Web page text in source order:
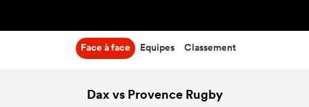
Face à face Equipes Classement
Dax vs Provence Rugby